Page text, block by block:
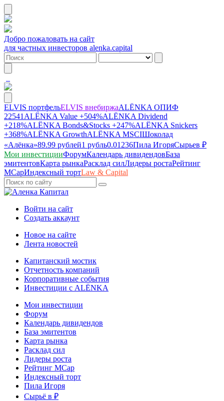
Добро пожаловать на сайт
для частных инвесторов alenka.capital
ELVIS портфельELVIS внебиржаALЁNKA ОПИФ
22541 ALЁNKA Value +504%ALЁNKA Dividend
+218%ALЁNKA Bonds&Stocks +247%ALЁNKA Snickers
+368%ALЁNKA GrowthALЁNKA MSCIШоколад
«Алёнка»89.99 рублей1 рубль0.01236Пила ИгоряСырьев ₽
Мои инвестицииФорумКалендарь дивидендовБаза
эмитентовКарта рынкаРасклад силЛидеры ростаРейтинг
MCapИндексный тортLaw & Capital
Войти на сайт
Создать аккаунт
Новое на сайте
Лента новостей
Капитанский мостик
Отчетность компаний
Корпоративные события
Инвестиции с ALЁNKA
Мои инвестиции
Форум
Календарь дивидендов
База эмитентов
Карта рынка
Расклад сил
Лидеры роста
Рейтинг MCap
Индексный торт
Пила Игоря
Сырьё в ₽